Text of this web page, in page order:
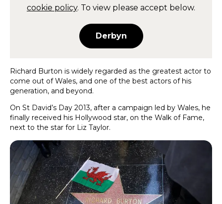
cookie policy. To view please accept below.
Derbyn
Richard Burton is widely regarded as the greatest actor to
come out of Wales, and one of the best actors of his
generation, and beyond.
On St David’s Day 2013, after a campaign led by Wales, he
finally received his Hollywood star, on the Walk of Fame,
next to the star for Liz Taylor.